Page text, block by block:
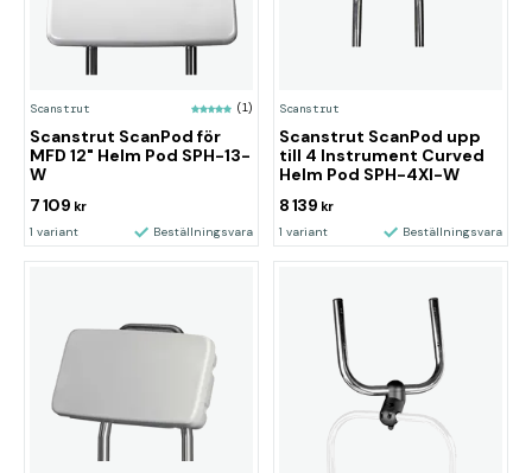
Scanstrut (1)
Scanstrut ScanPod för
MFD 12" Helm Pod SPH-13-
W
7 109 kr
1 variant Beställningsvara
Scanstrut
Scanstrut ScanPod upp
till 4 Instrument Curved
Helm Pod SPH-4XI-W
8 139 kr
1 variant Beställningsvara